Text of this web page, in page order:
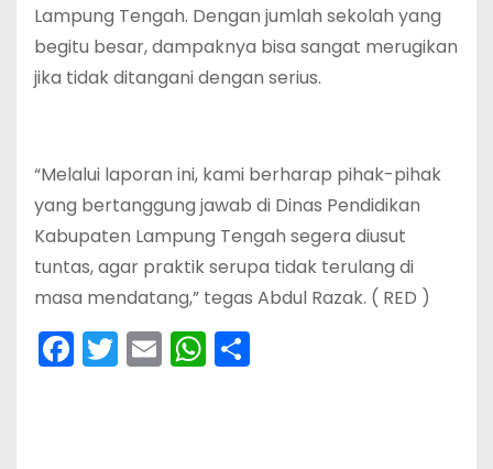
Lampung Tengah. Dengan jumlah sekolah yang
begitu besar, dampaknya bisa sangat merugikan
jika tidak ditangani dengan serius.
“Melalui laporan ini, kami berharap pihak-pihak
yang bertanggung jawab di Dinas Pendidikan
Kabupaten Lampung Tengah segera diusut
tuntas, agar praktik serupa tidak terulang di
masa mendatang,” tegas Abdul Razak. ( RED )
F
a
T
w
E
m
W
h